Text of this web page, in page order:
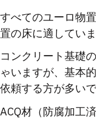
すべてのユーロ物
置の床に適していま
コンクリート基礎
ゃいますが、基本
依頼する方が多いで
ACQ材（防腐加工